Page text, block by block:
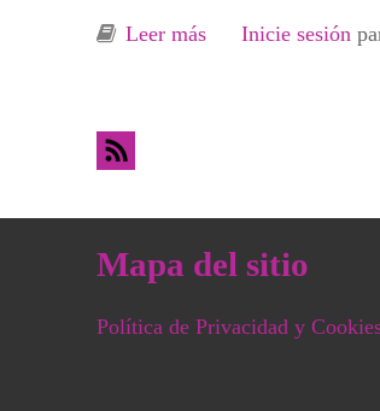
Leer más sobre El gasto
Inicie sesión
Mapa del sitio
Política de Privacidad y